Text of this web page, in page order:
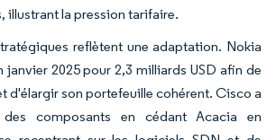
illustrant la pression tarifaire.
reflètent une adaptation. Nokia
janvier 2025 pour 2,3 milliards USD afin de
d'élargir son portefeuille cohérent. Cisco a
composants en cédant Acacia en